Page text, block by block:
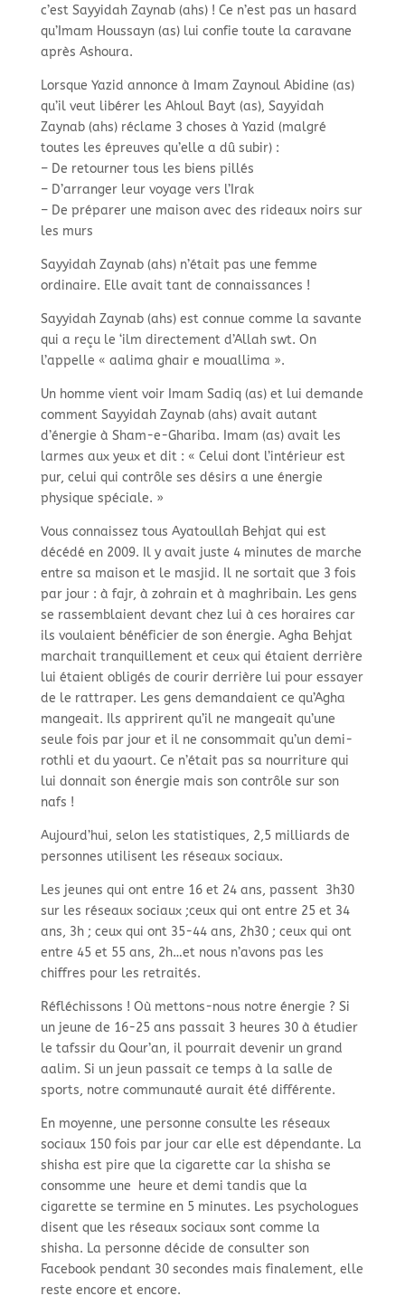
c’est Sayyidah Zaynab (ahs) ! Ce n’est pas un hasard
qu’Imam Houssayn (as) lui confie toute la caravane
après Ashoura.
Lorsque Yazid annonce à Imam Zaynoul Abidine (as)
qu’il veut libérer les Ahloul Bayt (as), Sayyidah
Zaynab (ahs) réclame 3 choses à Yazid (malgré
toutes les épreuves qu’elle a dû subir) :
– De retourner tous les biens pillés
– D’arranger leur voyage vers l’Irak
– De préparer une maison avec des rideaux noirs sur
les murs
Sayyidah Zaynab (ahs) n’était pas une femme
ordinaire. Elle avait tant de connaissances !
Sayyidah Zaynab (ahs) est connue comme la savante
qui a reçu le ‘ilm directement d’Allah swt. On
l’appelle « aalima ghair e mouallima ».
Un homme vient voir Imam Sadiq (as) et lui demande
comment Sayyidah Zaynab (ahs) avait autant
d’énergie à Sham-e-Ghariba. Imam (as) avait les
larmes aux yeux et dit : « Celui dont l’intérieur est
pur, celui qui contrôle ses désirs a une énergie
physique spéciale. »
Vous connaissez tous Ayatoullah Behjat qui est
décédé en 2009. Il y avait juste 4 minutes de marche
entre sa maison et le masjid. Il ne sortait que 3 fois
par jour : à fajr, à zohrain et à maghribain. Les gens
se rassemblaient devant chez lui à ces horaires car
ils voulaient bénéficier de son énergie. Agha Behjat
marchait tranquillement et ceux qui étaient derrière
lui étaient obligés de courir derrière lui pour essayer
de le rattraper. Les gens demandaient ce qu’Agha
mangeait. Ils apprirent qu’il ne mangeait qu’une
seule fois par jour et il ne consommait qu’un demi-
rothli et du yaourt. Ce n’était pas sa nourriture qui
lui donnait son énergie mais son contrôle sur son
nafs !
Aujourd’hui, selon les statistiques, 2,5 milliards de
personnes utilisent les réseaux sociaux.
Les jeunes qui ont entre 16 et 24 ans, passent 3h30
sur les réseaux sociaux ;ceux qui ont entre 25 et 34
ans, 3h ; ceux qui ont 35-44 ans, 2h30 ; ceux qui ont
entre 45 et 55 ans, 2h…et nous n’avons pas les
chiffres pour les retraités.
Réfléchissons ! Où mettons-nous notre énergie ? Si
un jeune de 16-25 ans passait 3 heures 30 à étudier
le tafssir du Qour’an, il pourrait devenir un grand
aalim. Si un jeun passait ce temps à la salle de
sports, notre communauté aurait été différente.
En moyenne, une personne consulte les réseaux
sociaux 150 fois par jour car elle est dépendante. La
shisha est pire que la cigarette car la shisha se
consomme une heure et demi tandis que la
cigarette se termine en 5 minutes. Les psychologues
disent que les réseaux sociaux sont comme la
shisha. La personne décide de consulter son
Facebook pendant 30 secondes mais finalement, elle
reste encore et encore.